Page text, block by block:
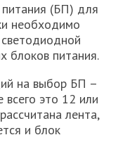
(БП) для
необходимо
блоков питания.
на выбор БП –
это 12 или
лента,
и блок